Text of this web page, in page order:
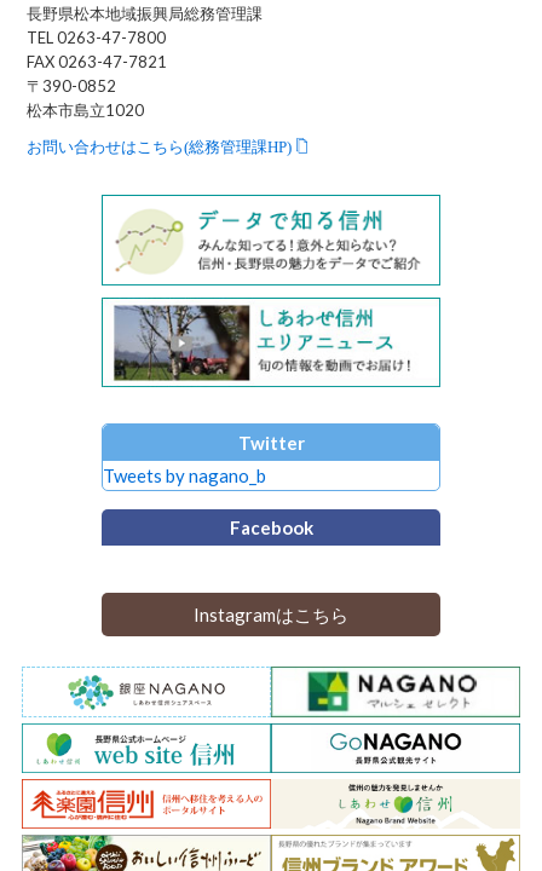
長野県松本地域振興局総務管理課
TEL 0263-47-7800
FAX 0263-47-7821
〒390-0852
松本市島立1020
お問い合わせはこちら(総務管理課HP)
Twitter
Tweets by nagano_b
Facebook
Instagramはこちら